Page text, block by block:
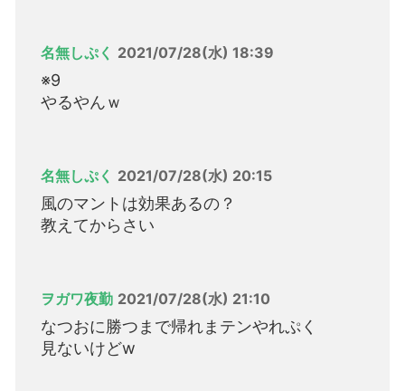
名無しぷく 2021/07/28(水) 18:39
※9
やるやんｗ
名無しぷく 2021/07/28(水) 20:15
風のマントは効果あるの？
教えてからさい
ヲガワ夜勤 2021/07/28(水) 21:10
なつおに勝つまで帰れまテンやれぷく
見ないけどw